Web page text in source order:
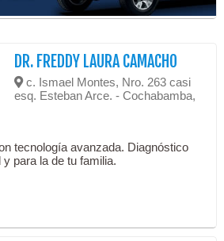
DR. FREDDY LAURA CAMACHO
c. Ismael Montes, Nro. 263 casi
esq. Esteban Arce. - Cochabamba,
tecnología avanzada. Diagnóstico
para la de tu familia.